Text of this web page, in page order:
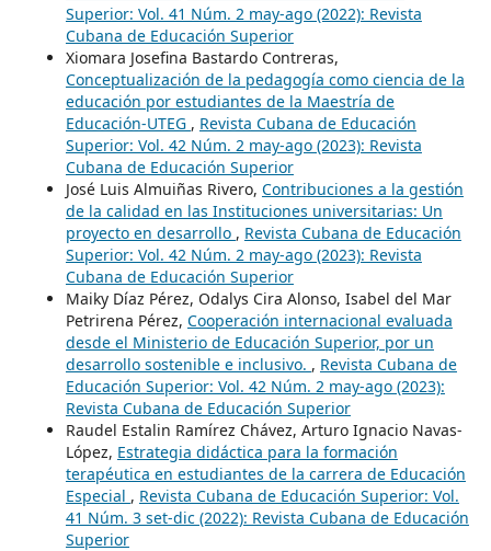
Superior: Vol. 41 Núm. 2 may-ago (2022): Revista
Cubana de Educación Superior
Xiomara Josefina Bastardo Contreras,
Conceptualización de la pedagogía como ciencia de la
educación por estudiantes de la Maestría de
Educación-UTEG , Revista Cubana de Educación
Superior: Vol. 42 Núm. 2 may-ago (2023): Revista
Cubana de Educación Superior
José Luis Almuiñas Rivero, Contribuciones a la gestión
de la calidad en las Instituciones universitarias: Un
proyecto en desarrollo , Revista Cubana de Educación
Superior: Vol. 42 Núm. 2 may-ago (2023): Revista
Cubana de Educación Superior
Maiky Díaz Pérez, Odalys Cira Alonso, Isabel del Mar
Petrirena Pérez, Cooperación internacional evaluada
desde el Ministerio de Educación Superior, por un
desarrollo sostenible e inclusivo. , Revista Cubana de
Educación Superior: Vol. 42 Núm. 2 may-ago (2023):
Revista Cubana de Educación Superior
Raudel Estalin Ramírez Chávez, Arturo Ignacio Navas-
López, Estrategia didáctica para la formación
terapéutica en estudiantes de la carrera de Educación
Especial , Revista Cubana de Educación Superior: Vol.
41 Núm. 3 set-dic (2022): Revista Cubana de Educación
Superior